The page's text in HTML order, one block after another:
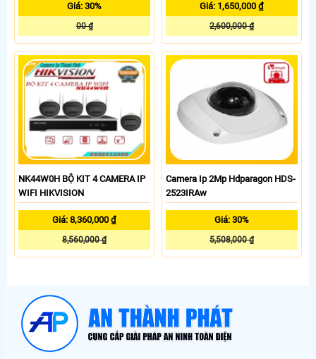
Giá: 30%
00 ₫
Giá: 1,650,000 ₫
2,600,000 ₫
NK44W0H BỘ KIT 4 CAMERA IP
WIFI HIKVISION
Giá: 8,360,000 ₫
8,560,000 ₫
Camera Ip 2Mp Hdparagon HDS-
2523IRAw
Giá: 30%
5,508,000 ₫